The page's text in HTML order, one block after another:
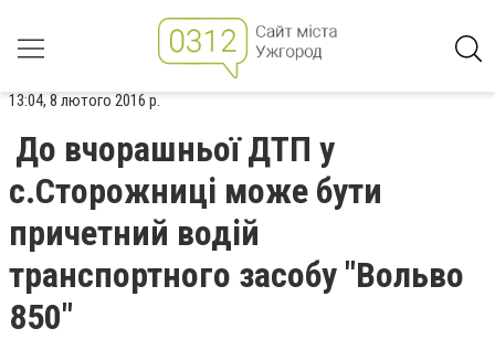
13:04, 8 лютого 2016 р.
До вчорашньої ДТП у
с.Сторожниці може бути
причетний водій
транспортного засобу "Вольво
850"